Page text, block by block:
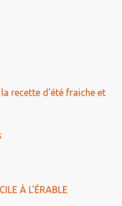
recette d'été fraiche et
À L'ÉRABLE